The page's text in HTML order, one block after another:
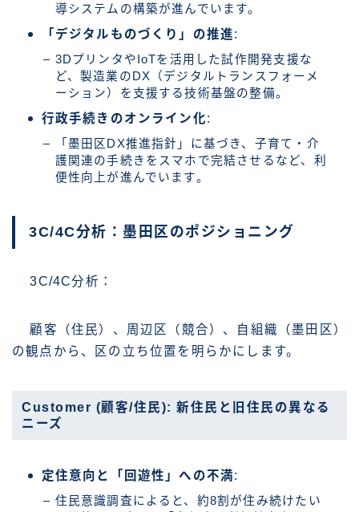
導システムの構築が進んでいます。
「デジタルものづくり」の推進:
3DプリンタやIoTを活用した試作開発支援な
ど、製造業のDX（デジタルトランスフォーメ
ーション）を支援する技術基盤の整備。
行政手続きのオンライン化:
「墨田区DX推進指針」に基づき、子育て・介
護関連の手続きをスマホで完結させるなど、利
便性向上が進んでいます。
3C/4C分析：墨田区のポジショニング
3C/4C分析：
顧客（住民）、周辺区（競合）、自組織（墨田区）
の観点から、区の立ち位置を明らかにします。
Customer (顧客/住民): 新住民と旧住民の異なる
ニーズ
定住意向と「回遊性」への不満:
住民意識調査によると、約8割が住み続けたい